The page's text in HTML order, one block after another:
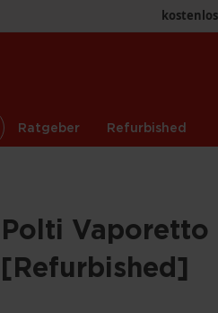
Ratgeber Refurbished
Polti Vaporetto
[Refurbished]